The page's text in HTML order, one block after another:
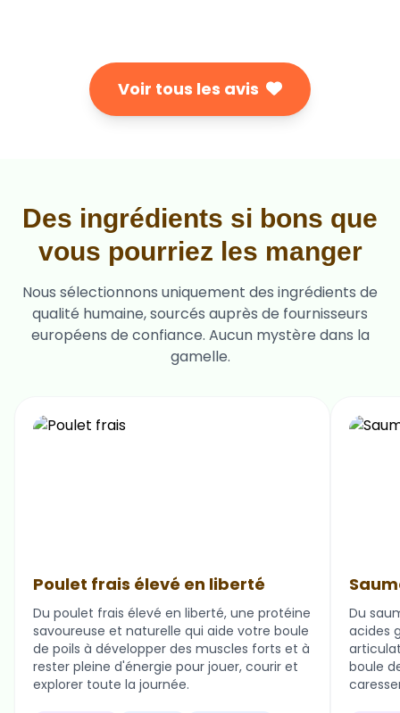
Voir tous les avis
Des ingrédients si bons que
vous pourriez les manger
Nous sélectionnons uniquement des ingrédients de
qualité humaine, sourcés auprès de fournisseurs
européens de confiance. Aucun mystère dans la
gamelle.
Poulet frais élevé en liberté
Du poulet frais élevé en liberté, une protéine
savoureuse et naturelle qui aide votre boule
de poils à développer des muscles forts et à
rester pleine d'énergie pour jouer, courir et
explorer toute la journée.
Du
acides
boule